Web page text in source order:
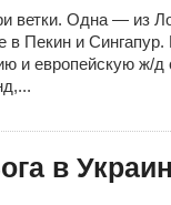
ветки. Одна — из
в Пекин и
и европейскую ж/д
в